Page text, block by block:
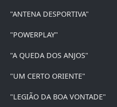
"ANTENA DESPORTIVA"
"POWERPLAY"
"A QUEDA DOS ANJOS"
"UM CERTO ORIENTE"
"LEGIÃO DA BOA VONTADE"